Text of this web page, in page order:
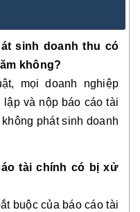
sinh doanh thu có
không?
mọi doanh nghiệp
và nộp báo cáo tài
phát sinh doanh
tài chính có bị xử
buộc của báo cáo tài